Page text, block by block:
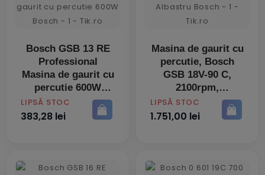
Bosch GSB 13 RE
Professional
Masina de gaurit cu
percutie 600W
PRET
LIPSĂ STOC
383,28 lei
Masina de gaurit cu
percutie, Bosch
GSB 18V-90 C,
2100rpm,
acumulator
PRET
LIPSĂ STOC
1.751,00 lei